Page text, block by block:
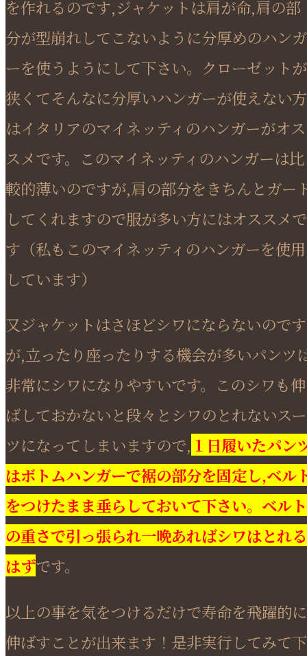
を作れるのです,ジャケットは肩が命,肩の部
分が型崩れしてこないように分厚めのハンガ
ーを使うようにして下さい。クローゼットが
狭くてそんなに分厚いハンガーが使えない方
はイタリアのマイネッティのハンガーがオス
スメです。このマイネッティのハンガーは比
較的薄いのですが,肩の部分をきちんとガー
してくれますので服が多い方にはオススメで
す（私もこのマイネッティのハンガーを使用
しています）
又ジャケットはさほどシワにならないのです
が,立ったり座ったりする機会が多いパンツ
非常にシワになりやすいです。このシワも伸
ばしておかないと段々とシワのとれないスー
ツになってしまいますので, １日履いたパン
はボトムハンガーで裾の部分を固定し,ベル
をつけたまま垂らしておいて下さい。ベルト
の重さで引っ張られ一晩あればシワはとれる
はずです。
以上の事を気をつけるだけで寿命を飛躍的に
伸ばすことが出来ます！是非実行してみて下